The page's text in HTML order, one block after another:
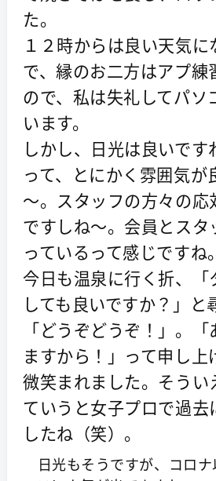
た。
１２時からは良い天気に
で、縁のお二方はアプ練
ので、私は失礼してパソ
います。
しかし、日光は良いで
って、とにかく雰囲気が
～。スタッフの方々の応
ですしね～。会員とスタ
っているって感じですね。
今日も温泉に行く折、「
しても良いですか？」と
「どうぞどうぞ！」。
ますから！」って申し上
微笑まれました。そうい
ていうと女子プロで過去
したね（笑）。
日光もそうですが、コロナ